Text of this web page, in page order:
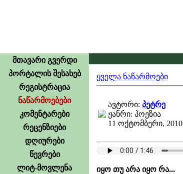
მთავარი გვერდი
პორტალის შესახებ
რეგისტრაცია
ნაწარმოებები
კომენტარები
რეცენზიები
დღიურები
წევრები
ლიტ-მოვლენა
ყველა ნაწარმოები
ავტორი: პეტრე
ჟანრი: პოეზია
11 ოქტომბერი, 2010
იყო თუ არა იყო რა...